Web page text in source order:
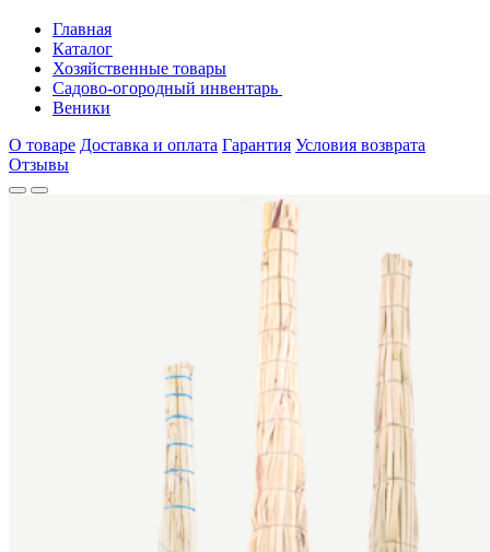
Главная
Каталог
Хозяйственные товары
Садово-огородный инвентарь
Веники
О товаре Доставка и оплата Гарантия Условия возврата
Отзывы